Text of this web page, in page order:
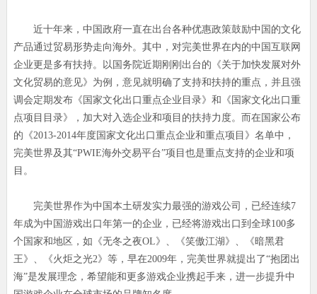
近十年来，中国政府一直在出台各种优惠政策鼓励中国的文化
产品通过贸易形势走向海外。其中，对完美世界在内的中国互联网
企业更是多有扶持。以国务院近期刚刚出台的《关于加快发展对外
文化贸易的意见》为例，意见就明确了支持和扶持的重点，并且强
调会定期发布《国家文化出口重点企业目录》和《国家文化出口重
点项目目录》，加大对入选企业和项目的扶持力度。而在国家公布
的《2013-2014年度国家文化出口重点企业和重点项目》名单中，
完美世界及其“PWIE海外交易平台”项目也是重点支持的企业和项
目。
完美世界作为中国本土研发实力最强的游戏公司，已经连续7
年成为中国游戏出口年第一的企业，已经将游戏出口到全球100多
个国家和地区，如《无冬之夜OL》、《笑傲江湖》、《暗黑君
王》、《火炬之光2》等，早在2009年，完美世界就提出了“抱团出
海”是发展理念，希望能和更多游戏企业携起手来，进一步提升中